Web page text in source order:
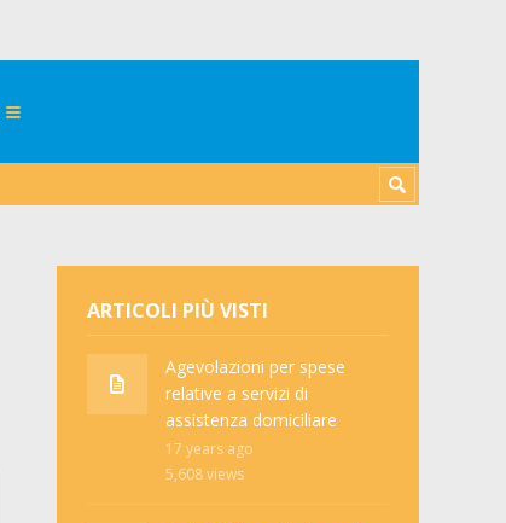
ARTICOLI PIÙ VISTI
Agevolazioni per spese
relative a servizi di
assistenza domiciliare
17 years ago
5,608views